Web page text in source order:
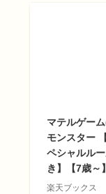
マテルゲー
モンスター
ペシャルル
き】【7歳～
楽天ブックス